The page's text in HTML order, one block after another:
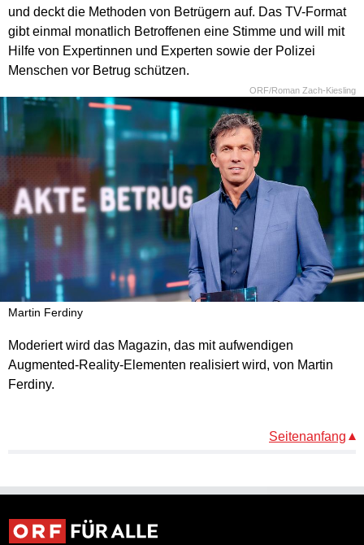
und deckt die Methoden von Betrügern auf. Das TV-Format
gibt einmal monatlich Betroffenen eine Stimme und will mit
Hilfe von Expertinnen und Experten sowie der Polizei
Menschen vor Betrug schützen.
ORF/Roman Zach-Kiesling
Martin Ferdiny
Moderiert wird das Magazin, das mit aufwendigen
Augmented-Reality-Elementen realisiert wird, von Martin
Ferdiny.
Seitenanfang